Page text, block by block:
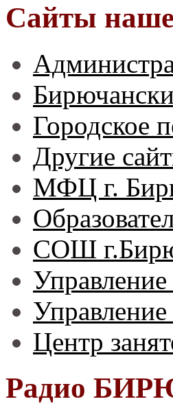
Сайты
Городское
Другие
МФЦ г.
СОШ
Центр
Радио